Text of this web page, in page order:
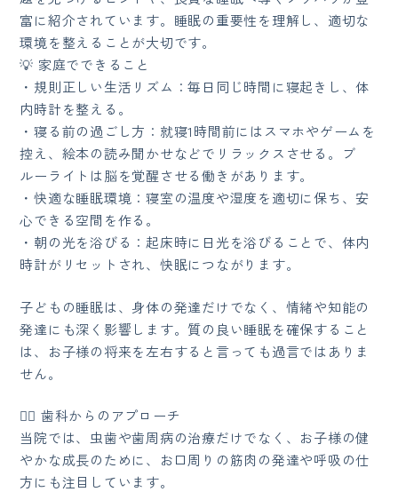
富に紹介されています。睡眠の重要性を理解し、適切な
環境を整えることが大切です。
💡 家庭でできること
・規則正しい生活リズム：毎日同じ時間に寝起きし、体
内時計を整える。
・寝る前の過ごし方：就寝1時間前にはスマホやゲームを
控え、絵本の読み聞かせなどでリラックスさせる。ブ
ルーライトは脳を覚醒させる働きがあります。
・快適な睡眠環境：寝室の温度や湿度を適切に保ち、安
心できる空間を作る。
・朝の光を浴びる：起床時に日光を浴びることで、体内
時計がリセットされ、快眠につながります。
子どもの睡眠は、身体の発達だけでなく、情緒や知能の
発達にも深く影響します。質の良い睡眠を確保すること
は、お子様の将来を左右すると言っても過言ではありま
せん。
👨‍⚕ 歯科からのアプローチ
当院では、虫歯や歯周病の治療だけでなく、お子様の健
やかな成長のために、お口周りの筋肉の発達や呼吸の仕
方にも注目しています。